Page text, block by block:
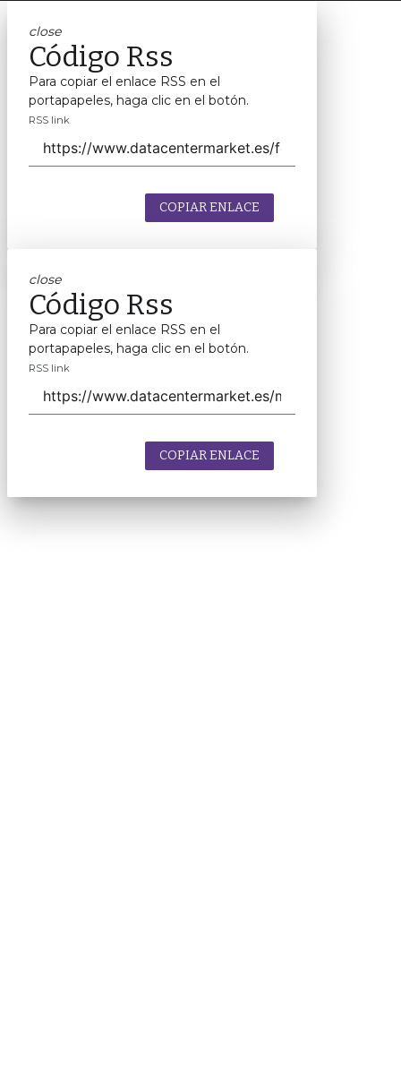
close
Código Rss
Para copiar el enlace RSS en el
portapapeles, haga clic en el botón.
RSS link
COPIAR ENLACE
close
Código Rss
Para copiar el enlace RSS en el
portapapeles, haga clic en el botón.
RSS link
COPIAR ENLACE